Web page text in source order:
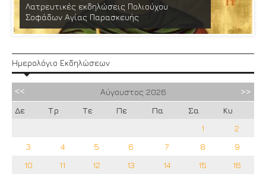
Λατρευτικές εκδηλώσεις Πολιούχου
Σοφάδων Αγίας Παρασκευής
Ημερολόγιο Εκδηλώσεων
Αύγουστος 2026
Δε
Τρ Τε Πε Πα Σα
Κυ
1
2
3
4 5 6 7 8
9
10
11 12 13 14 15
16